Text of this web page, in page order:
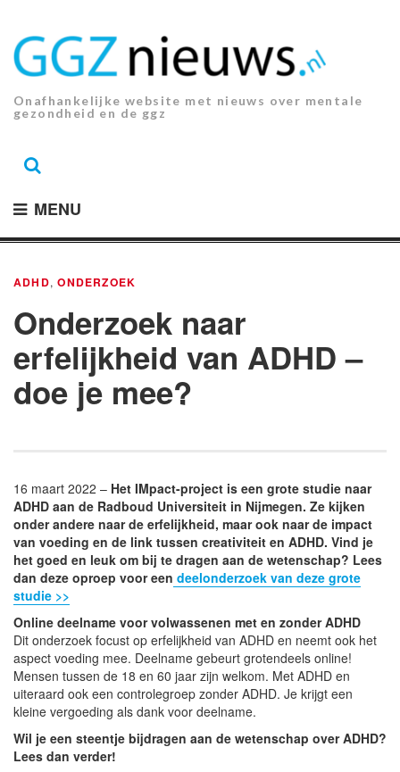
inhoud.
Onafhankelijke website met nieuws over mentale
gezondheid en de ggz
MENU
ADHD,ONDERZOEK
Onderzoek naar
erfelijkheid van ADHD –
doe je mee?
16 maart 2022 – Het IMpact-project is een grote studie naar
ADHD aan de Radboud Universiteit in Nijmegen. Ze kijken
onder andere naar de erfelijkheid, maar ook naar de impact
van voeding en de link tussen creativiteit en ADHD. Vind je
het goed en leuk om bij te dragen aan de wetenschap? Lees
dan deze oproep voor een deelonderzoek van deze grote
studie >>
Online deelname voor volwassenen met en zonder ADHD
Dit onderzoek focust op erfelijkheid van ADHD en neemt ook het
aspect voeding mee. Deelname gebeurt grotendeels online!
Mensen tussen de 18 en 60 jaar zijn welkom. Met ADHD en
uiteraard ook een controlegroep zonder ADHD. Je krijgt een
kleine vergoeding als dank voor deelname.
Wil je een steentje bijdragen aan de wetenschap over ADHD?
Lees dan verder!